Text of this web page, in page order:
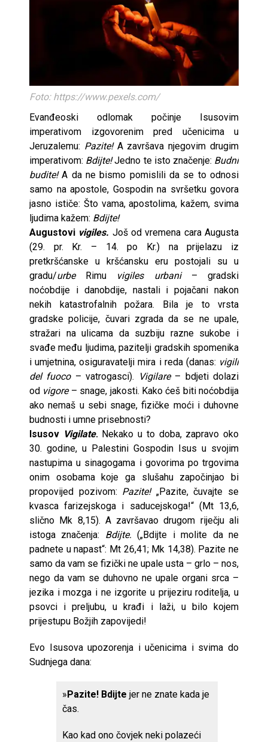
Foto: https://www.pexels.com/
Evanđeoski odlomak počinje Isusovim
imperativom izgovorenim pred učenicima u
Jeruzalemu: Pazite!A završava njegovim drugim
imperativom: Bdijte!Jedno te isto značenje: Budni
budite!A da ne bismo pomislili da se to odnosi
samo na apostole, Gospodin na svršetku govora
jasno ističe: Što vama, apostolima, kažem, svima
ljudima kažem: Bdijte!
Augustovi vigiles. Još od vremena cara Augusta
(29. pr. Kr. – 14. po Kr.) na prijelazu iz
pretkršćanske u kršćansku eru postojali su u
gradu/urbeRimu vigiles urbani– gradski
noćobdije i danobdije, nastali i pojačani nakon
nekih katastrofalnih požara. Bila je to vrsta
gradske policije, čuvari zgrada da se ne upale,
stražari na ulicama da suzbiju razne sukobe i
svađe među ljudima, pazitelji gradskih spomenika
i umjetnina, osiguravatelji mira i reda (danas: vigili
del fuoco– vatrogasci). Vigilare– bdjeti dolazi
od vigore – snage, jakosti. Kako ćeš biti noćobdija
ako nemaš u sebi snage, fizičke moći i duhovne
budnosti i umne prisebnosti?
Isusov Vigilate. Nekako u to doba, zapravo oko
30. godine, u Palestini Gospodin Isus u svojim
nastupima u sinagogama i govorima po trgovima
onim osobama koje ga slušahu započinjao bi
propovijed pozivom: Pazite!„Pazite, čuvajte se
kvasca farizejskoga i saducejskoga!“ (Mt 13,6,
slično Mk 8,15). A završavao drugom riječju ali
istoga značenja: Bdijte. („Bdijte i molite da ne
padnete u napast“: Mt 26,41; Mk 14,38). Pazite ne
samo da vam se fizički ne upale usta – grlo – nos,
nego da vam se duhovno ne upale organi srca –
jezika i mozga i ne izgorite u prijeziru roditelja, u
psovci i preljubu, u krađi i laži, u bilo kojem
prijestupu Božjih zapovijedi!
Evo Isusova upozorenja i učenicima i svima do
Sudnjega dana:
»Pazite! Bdijte jer ne znate kada je
čas.
Kao kad ono čovjek neki polazeći